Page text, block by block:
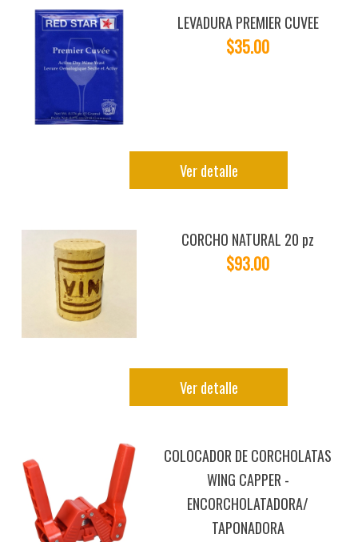
LEVADURA PREMIER CUVEE
$35.00
Ver detalle
CORCHO NATURAL 20 pz
$93.00
Ver detalle
COLOCADOR DE CORCHOLATAS
WING CAPPER -
ENCORCHOLATADORA/
TAPONADORA